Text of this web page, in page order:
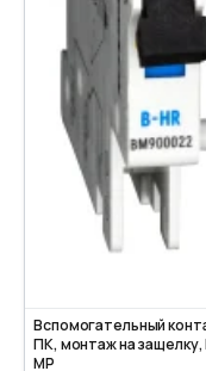
Вспомогательный
ПК, монтаж на
МР